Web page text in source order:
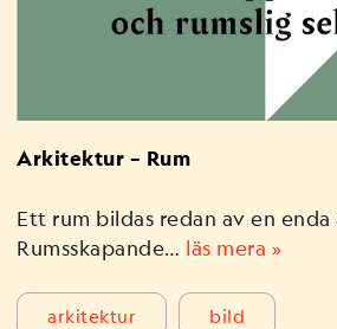
Arkitektur – Rum
Ett rum bildas redan av en
Rumsskapande… läs mera »
arkitektur bild